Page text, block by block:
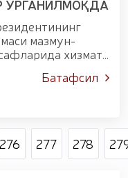
ЎРГАНИЛМОҚДА
мазмун-
хизмат
Батафсил
276 277 278